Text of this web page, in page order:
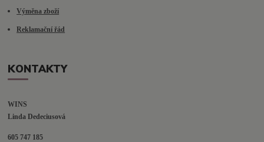
Výměna zboží
Reklamační řád
KONTAKTY
WINS
Linda Dedeciusová
605 747 185